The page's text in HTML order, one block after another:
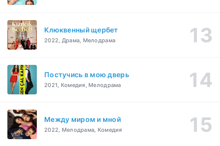
Клюквенный щербет
2022, Драма, Мелодрама
Постучись в мою дверь
2021, Комедия, Мелодрама
Между миром и мной
2022, Мелодрама, Комедия